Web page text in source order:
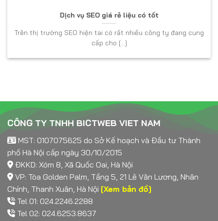
Dịch vụ SEO giá rẻ liệu có tốt
Trên thị trường SEO hiện tai có rất nhiều công ty đang cung
cấp cho [...]
CÔNG TY TNHH BICTWEB VIET NAM
MST: 0107075625 do Sở Kế hoạch và Đầu tư Thành
phố Hà Nội cấp ngày 30/10/2015
ĐKKD: Xóm 8, Xã Quốc Oai, Hà Nội
VP: Tòa Golden Palm, Tầng 5, 21 Lê Văn Lương, Nhân
Chính, Thanh Xuân, Hà Nội [Xem bản đồ]
Tel 01: 024.2246.2288
Tel 02: 024.6253.8637